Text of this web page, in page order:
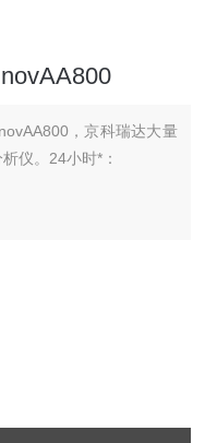
，京科瑞达大量
仪。24小时*：